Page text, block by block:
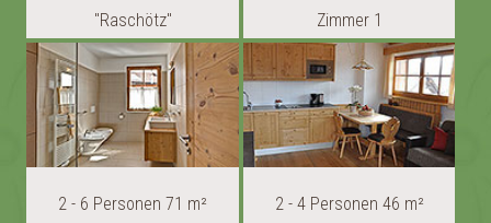
"Raschötz"
Zimmer 1
2 - 6 Personen 71 m²
2 - 4 Personen 46 m²